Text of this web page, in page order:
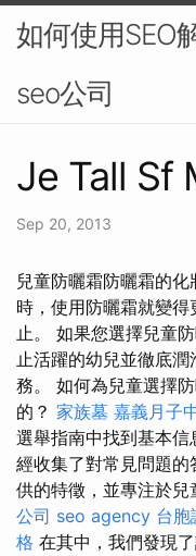
如何使用SEO
seo公司
Je Tall Sf
Sep 20, 2013
兒童防曬霜防曬霜的
時，使用防曬霜就變
止。 如果您選擇兒童
止活躍的幼兒並徹底
務。 如何為兒童選擇
的？ 家族墓 嘉義月子
選舉指南中找到基本信
經收集了對常見問題
供的特徵，並專注於兒
公司 seo agency 台胞
格 在其中，我們發現